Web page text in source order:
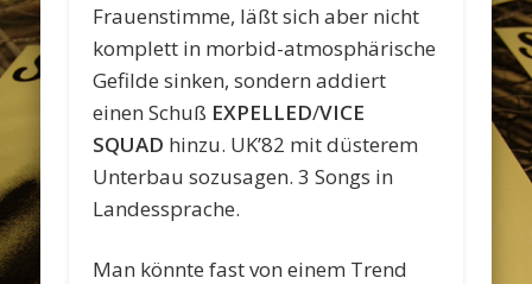
Frauenstimme, läßt sich aber nicht
komplett in morbid-atmosphärische
Gefilde sinken, sondern addiert
einen Schuß EXPELLED/VICE
SQUAD hinzu. UK’82 mit düsterem
Unterbau sozusagen. 3 Songs in
Landessprache.
Man könnte fast von einem Trend